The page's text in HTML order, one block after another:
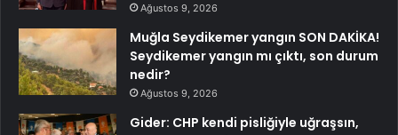
Ağustos 9, 2026
Muğla Seydikemer yangın SON DAKİKA!
Seydikemer yangın mı çıktı, son durum
nedir?
Ağustos 9, 2026
Gider: CHP kendi pisliğiyle uğraşsın,